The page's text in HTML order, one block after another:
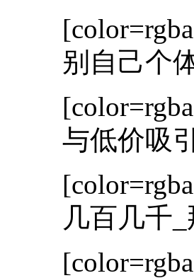
别自己个
与低价吸
几百几千